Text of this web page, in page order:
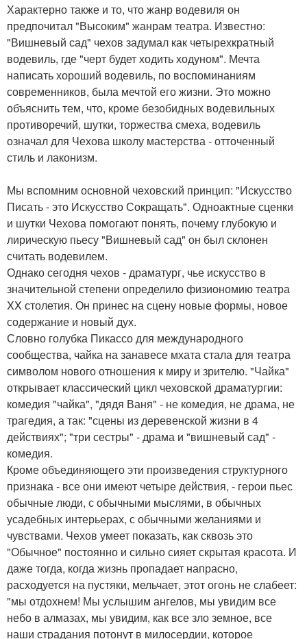
Характерно также и то, что жанр водевиля он
предпочитал "Высоким" жанрам театра. Известно:
"Вишневый сад" чехов задумал как четырехкратный
водевиль, где "черт будет ходить ходуном". Мечта
написать хороший водевиль, по воспоминаниям
современников, была мечтой его жизни. Это можно
объяснить тем, что, кроме безобидных водевильных
противоречий, шутки, торжества смеха, водевиль
означал для Чехова школу мастерства - отточенный
стиль и лаконизм.
Мы вспомним основной чеховский принцип: "Искусство
Писать - это Искусство Сокращать". Одноактные сценки
и шутки Чехова помогают понять, почему глубокую и
лирическую пьесу "Вишневый сад" он был склонен
считать водевилем.
Однако сегодня чехов - драматург, чье искусство в
значительной степени определило физиономию театра
XX столетия. Он принес на сцену новые формы, новое
содержание и новый дух.
Словно голубка Пикассо для международного
сообщества, чайка на занавесе мхата стала для театра
символом нового отношения к миру и зрителю. "Чайка"
открывает классический цикл чеховской драматургии:
комедия "чайка", "дядя Ваня" - не комедия, не драма, не
трагедия, а так: "сцены из деревенской жизни в 4
действиях"; "три сестры" - драма и "вишневый сад" -
комедия.
Кроме объединяющего эти произведения структурного
признака - все они имеют четыре действия, - герои пьес
обычные люди, с обычными мыслями, в обычных
усадебных интерьерах, с обычными желаниями и
чувствами. Чехов умеет показать, как сквозь это
"Обычное" постоянно и сильно сияет скрытая красота. И
даже тогда, когда жизнь пропадает напрасно,
расходуется на пустяки, мельчает, этот огонь не слабеет:
"мы отдохнем! Мы услышим ангелов, мы увидим все
небо в алмазах, мы увидим, как все зло земное, все
наши страдания потонут в милосердии, которое